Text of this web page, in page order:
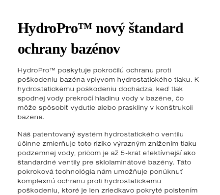
HydroPro™ nový štandard
ochrany bazénov
HydroPro™ poskytuje pokročilú ochranu proti
poškodeniu bazéna vplyvom hydrostatického tlaku. K
hydrostatickému poškodeniu dochádza, keď tlak
spodnej vody prekročí hladinu vody v bazéne, čo
môže spôsobiť vydutie alebo praskliny v konštrukcii
bazéna.
Náš patentovaný systém hydrostatického ventilu
účinne zmierňuje toto riziko výrazným znížením tlaku
podzemnej vody, pričom je až 5-krát efektívnejší ako
štandardné ventily pre sklolaminátové bazény. Táto
pokroková technológia nám umožňuje ponúknuť
komplexnú ochranu proti hydrostatickému
poškodeniu, ktoré je len zriedkavo pokryté poistením